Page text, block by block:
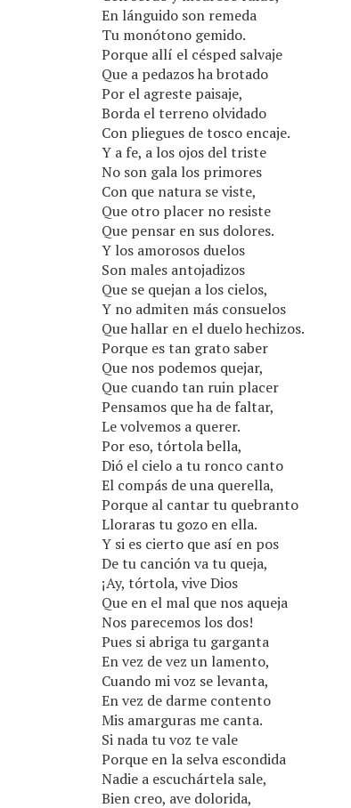
En lánguido son remeda
Tu monótono gemido.
Porque allí el césped salvaje
Que a pedazos ha brotado
Por el agreste paisaje,
Borda el terreno olvidado
Con pliegues de tosco encaje.
Y a fe, a los ojos del triste
No son gala los primores
Con que natura se viste,
Que otro placer no resiste
Que pensar en sus dolores.
Y los amorosos duelos
Son males antojadizos
Que se quejan a los cielos,
Y no admiten más consuelos
Que hallar en el duelo hechizos.
Porque es tan grato saber
Que nos podemos quejar,
Que cuando tan ruin placer
Pensamos que ha de faltar,
Le volvemos a querer.
Por eso, tórtola bella,
Dió el cielo a tu ronco canto
El compás de una querella,
Porque al cantar tu quebranto
Lloraras tu gozo en ella.
Y si es cierto que así en pos
De tu canción va tu queja,
¡Ay, tórtola, vive Dios
Que en el mal que nos aqueja
Nos parecemos los dos!
Pues si abriga tu garganta
En vez de vez un lamento,
Cuando mi voz se levanta,
En vez de darme contento
Mis amarguras me canta.
Si nada tu voz te vale
Porque en la selva escondida
Nadie a escuchártela sale,
Bien creo, ave dolorida,